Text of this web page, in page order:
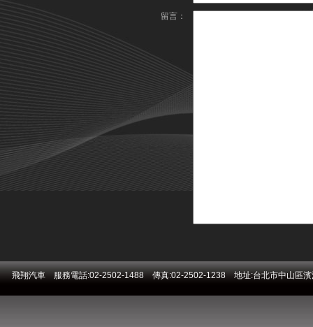
留言：
飛翔汽車 服務電話:02-2502-1488 傳真:02-2502-1238 地址:台北市中山區